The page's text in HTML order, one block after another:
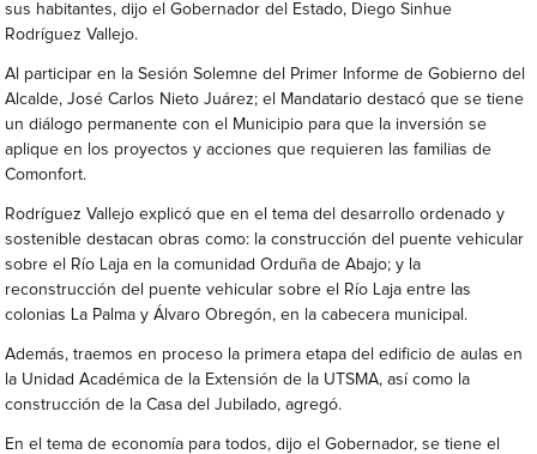
sus habitantes, dijo el Gobernador del Estado, Diego Sinhue
Rodríguez Vallejo.
Al participar en la Sesión Solemne del Primer Informe de Gobierno del
Alcalde, José Carlos Nieto Juárez; el Mandatario destacó que se tiene
un diálogo permanente con el Municipio para que la inversión se
aplique en los proyectos y acciones que requieren las familias de
Comonfort.
Rodríguez Vallejo explicó que en el tema del desarrollo ordenado y
sostenible destacan obras como: la construcción del puente vehicular
sobre el Río Laja en la comunidad Orduña de Abajo; y la
reconstrucción del puente vehicular sobre el Río Laja entre las
colonias La Palma y Álvaro Obregón, en la cabecera municipal.
Además, traemos en proceso la primera etapa del edificio de aulas en
la Unidad Académica de la Extensión de la UTSMA, así como la
construcción de la Casa del Jubilado, agregó.
En el tema de economía para todos, dijo el Gobernador, se tiene el